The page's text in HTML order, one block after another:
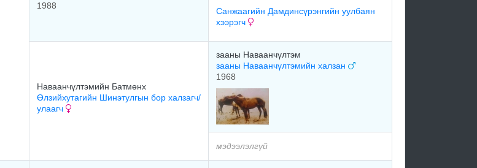
1988
Санжаагийн Дамдинсүрэнгийн уулбаян
хээрэгч
Наваанчүлтэмийн Батмөнх
Өлзийхутагийн Шинэтулгын бор халзагч/
улаагч
зааны Наваанчүлтэм
зааны Наваанчүлтэмийн халзан
1968
мэдээлэлгүй